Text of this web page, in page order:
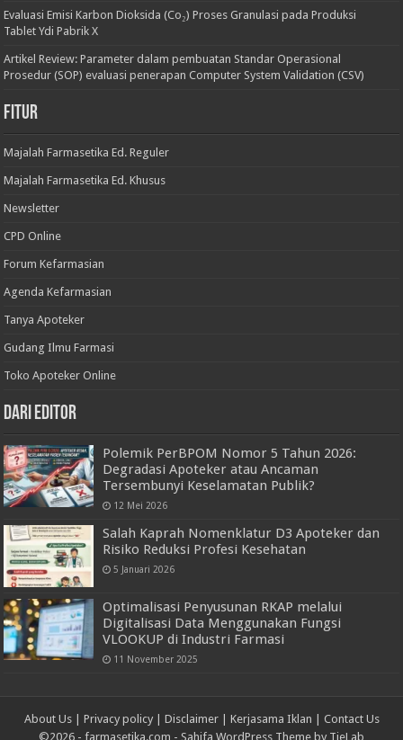
Evaluasi Emisi Karbon Dioksida (Co₂) Proses Granulasi pada Produksi
Tablet Ydi Pabrik X
Artikel Review: Parameter dalam pembuatan Standar Operasional
Prosedur (SOP) evaluasi penerapan Computer System Validation (CSV)
Fitur
Majalah Farmasetika Ed. Reguler
Majalah Farmasetika Ed. Khusus
Newsletter
CPD Online
Forum Kefarmasian
Agenda Kefarmasian
Tanya Apoteker
Gudang Ilmu Farmasi
Toko Apoteker Online
Dari Editor
Polemik PerBPOM Nomor 5 Tahun 2026:
Degradasi Apoteker atau Ancaman
Tersembunyi Keselamatan Publik?
12 Mei 2026
Salah Kaprah Nomenklatur D3 Apoteker dan
Risiko Reduksi Profesi Kesehatan
5 Januari 2026
Optimalisasi Penyusunan RKAP melalui
Digitalisasi Data Menggunakan Fungsi
VLOOKUP di Industri Farmasi
11 November 2025
About Us| Privacy policy| Disclaimer| Kerjasama Iklan | Contact Us
©2026 - farmasetika.com - Sahifa WordPress Theme by TieLab